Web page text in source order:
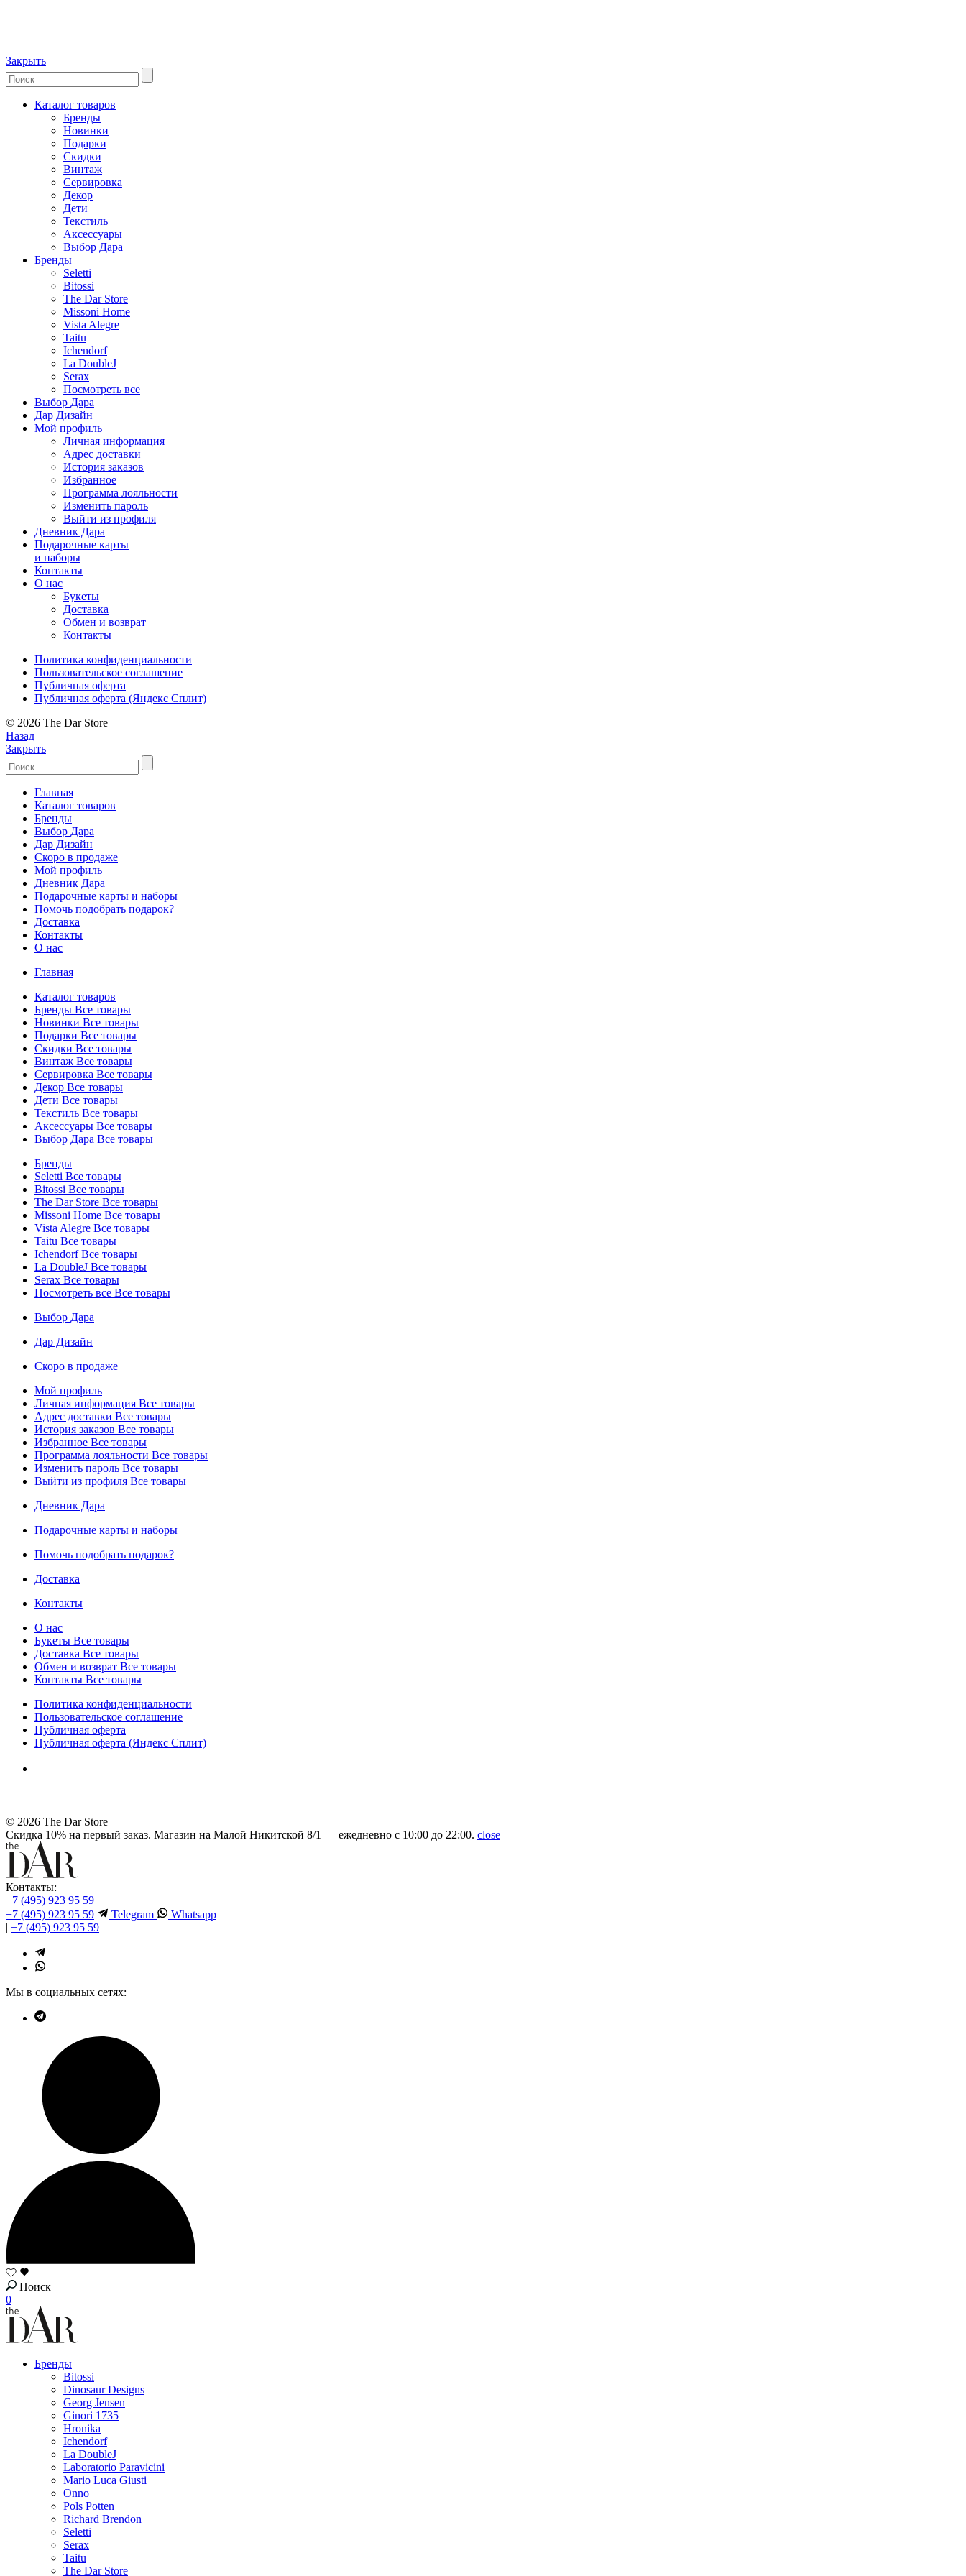
Закрыть
Каталог товаров
Бренды
Новинки
Подарки
Скидки
Винтаж
Сервировка
Декор
Дети
Текстиль
Аксессуары
Выбор Дара
Бренды
Seletti
Bitossi
The Dar Store
Missoni Home
Vista Alegre
Taitu
Ichendorf
La DoubleJ
Serax
Посмотреть все
Выбор Дара
Дар Дизайн
Мой профиль
Личная информация
Адрес доставки
История заказов
Избранное
Программа лояльности
Изменить пароль
Выйти из профиля
Дневник Дара
Подарочные карты
и наборы
Контакты
О нас
Букеты
Доставка
Обмен и возврат
Контакты
Политика конфиденциальности
Пользовательское соглашение
Публичная оферта
Публичная оферта (Яндекс Сплит)
© 2026 The Dar Store
Назад
Закрыть
Главная
Каталог товаров
Бренды
Выбор Дара
Дар Дизайн
Скоро в продаже
Мой профиль
Дневник Дара
Подарочные карты и наборы
Помочь подобрать подарок?
Доставка
Контакты
О нас
Главная
Каталог товаров
Бренды Все товары
Новинки Все товары
Подарки Все товары
Скидки Все товары
Винтаж Все товары
Сервировка Все товары
Декор Все товары
Дети Все товары
Текстиль Все товары
Аксессуары Все товары
Выбор Дара Все товары
Бренды
Seletti Все товары
Bitossi Все товары
The Dar Store Все товары
Missoni Home Все товары
Vista Alegre Все товары
Taitu Все товары
IchendorfВсе товары
La DoubleJ Все товары
Serax Все товары
Посмотреть все Все товары
Выбор Дара
Дар Дизайн
Скоро в продаже
Мой профиль
Личная информация Все товары
Адрес доставки Все товары
История заказов Все товары
Избранное Все товары
Программа лояльности Все товары
Изменить пароль Все товары
Выйти из профиля Все товары
Дневник Дара
Подарочные карты и наборы
Помочь подобрать подарок?
Доставка
Контакты
О нас
Букеты Все товары
Доставка Все товары
Обмен и возврат Все товары
Контакты Все товары
Политика конфиденциальности
Пользовательское соглашение
Публичная оферта
Публичная оферта (Яндекс Сплит)
© 2026 The Dar Store
Скидка 10% на первый заказ. Магазин на Малой Никитской 8/1 — ежедневно с 10:00 до 22:00. close
Контакты:
+7 (495) 923 95 59
+7 (495) 923 95 59
Telegram
Whatsapp
| +7 (495) 923 95 59
Мы в социальных сетях:
Поиск
0
Бренды
Bitossi
Dinosaur Designs
Georg Jensen
Ginori 1735
Hronika
Ichendorf
La DoubleJ
Laboratorio Paravicini
Mario Luca Giusti
Onno
Pols Potten
Richard Brendon
Seletti
Serax
Taitu
The Dar Store